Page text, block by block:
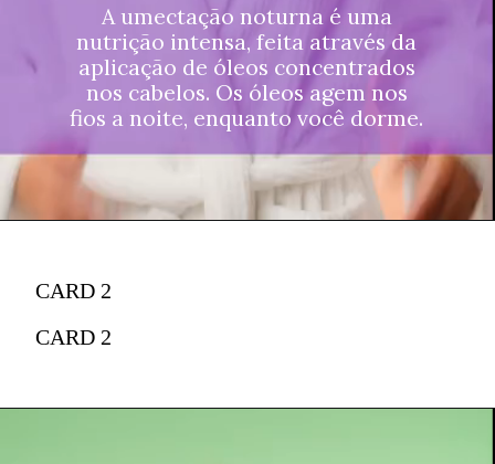
A umectação noturna é uma
nutrição intensa, feita através da
aplicação de óleos concentrados
nos cabelos. Os óleos agem nos
fios a noite, enquanto você dorme.
CARD 2
CARD 2